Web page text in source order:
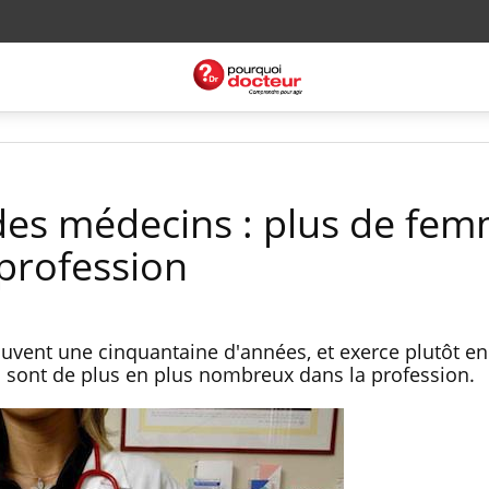
médecins : plus de
une cinquantaine d'années, et exerce plutôt
de plus en plus nombreux dans la profession.